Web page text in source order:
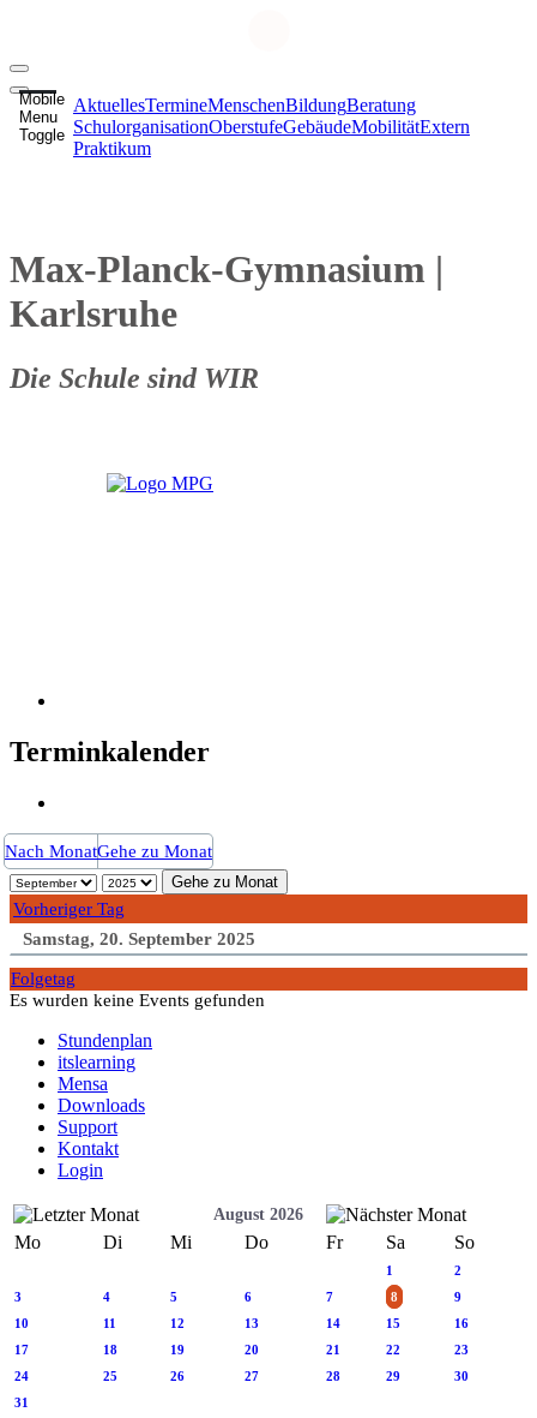
Mobile
Menu
Toggle
AktuellesTermineMenschenBildungBeratung
SchulorganisationOberstufeGebäudeMobilitätExtern
Praktikum
Max-Planck-Gymnasium |
Karlsruhe
Die Schule sind WIR
Terminkalender
Nach MonatGehe zu Monat
Gehe zu Monat
Vorheriger Tag
Samstag, 20. September 2025
Folgetag
Es wurden keine Events gefunden
Stundenplan
itslearning
Mensa
Downloads
Support
Kontakt
Login
August 2026
Mo Di Mi Do Fr Sa So
1
2
3
4 5 6 7 8
9
10
11 12 13 14 15
16
17
18 19 20 21 22
23
24
25 26 27 28 29
30
31